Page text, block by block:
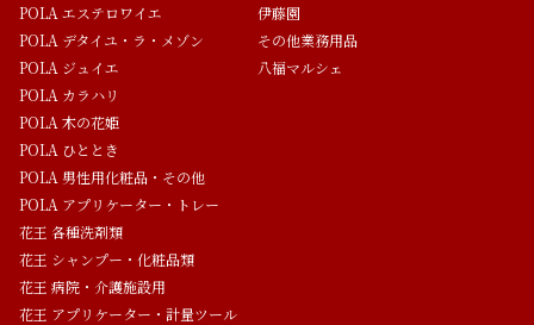
POLA エステロワイエ
POLA デタイユ・ラ・メゾン
POLA ジュイエ
POLA カラハリ
POLA 木の花姫
POLA ひととき
POLA 男性用化粧品・その他
POLA アプリケーター・トレー
花王 各種洗剤類
花王 シャンプー・化粧品類
花王 病院・介護施設用
花王 アプリケーター・計量ツール
伊藤園
その他業務用品
八福マルシェ